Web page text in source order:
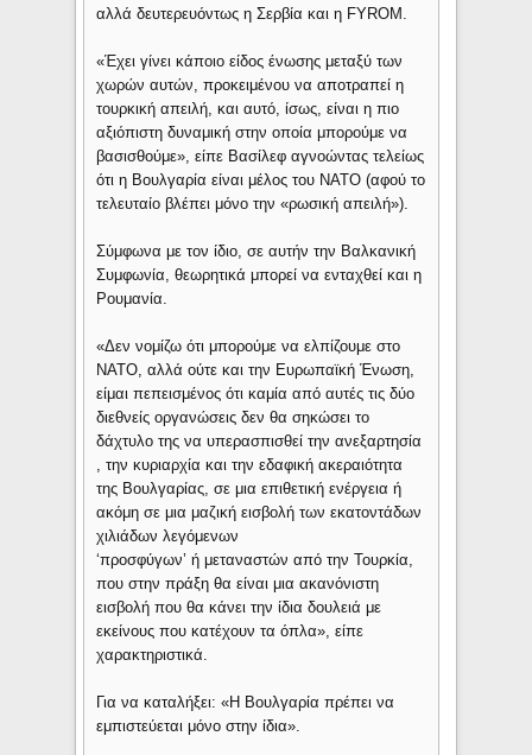
αλλά δευτερευόντως η Σερβία και η FYROM.
«Έχει γίνει κάποιο είδος ένωσης μεταξύ των
χωρών αυτών, προκειμένου να αποτραπεί η
τουρκική απειλή, και αυτό, ίσως, είναι η πιο
αξιόπιστη δυναμική στην οποία μπορούμε να
βασισθούμε», είπε Βασίλεφ αγνοώντας τελείως
ότι η Βουλγαρία είναι μέλος του ΝΑΤΟ (αφού το
τελευταίο βλέπει μόνο την «ρωσική απειλή»).
Σύμφωνα με τον ίδιο, σε αυτήν την Βαλκανική
Συμφωνία, θεωρητικά μπορεί να ενταχθεί και η
Ρουμανία.
«Δεν νομίζω ότι μπορούμε να ελπίζουμε στο
ΝΑΤΟ, αλλά ούτε και την Ευρωπαϊκή Ένωση,
είμαι πεπεισμένος ότι καμία από αυτές τις δύο
διεθνείς οργανώσεις δεν θα σηκώσει το
δάχτυλο της να υπερασπισθεί την ανεξαρτησία
, την κυριαρχία και την εδαφική ακεραιότητα
της Βουλγαρίας, σε μια επιθετική ενέργεια ή
ακόμη σε μια μαζική εισβολή των εκατοντάδων
χιλιάδων λεγόμενων
‘προσφύγων’ ή μεταναστών από την Τουρκία,
που στην πράξη θα είναι μια ακανόνιστη
εισβολή που θα κάνει την ίδια δουλειά με
εκείνους που κατέχουν τα όπλα», είπε
χαρακτηριστικά.
Για να καταλήξει: «Η Βουλγαρία πρέπει να
εμπιστεύεται μόνο στην ίδια».